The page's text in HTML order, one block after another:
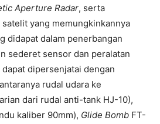
Aperture Radar, serta
yang memungkinkannya
didapat dalam penerbangan
sederet sensor dan peralatan
dipersenjatai dengan
rudal udara ke
dari rudal anti-tank HJ-10),
kaliber 90mm), Glide Bomb FT-